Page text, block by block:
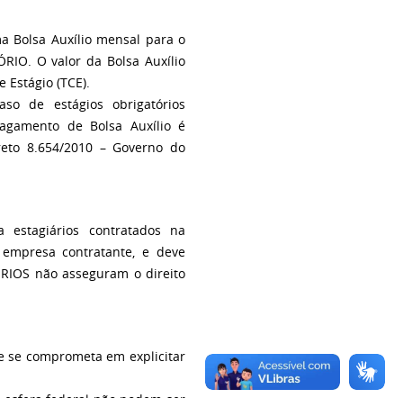
Bolsa Auxílio mensal para o
O valor da Bolsa Auxílio
(TCE).
de estágios obrigatórios
de Bolsa Auxílio é
8.654/2010 – Governo do
contratados na
contratante, e deve
não asseguram o direito
se comprometa em explicitar